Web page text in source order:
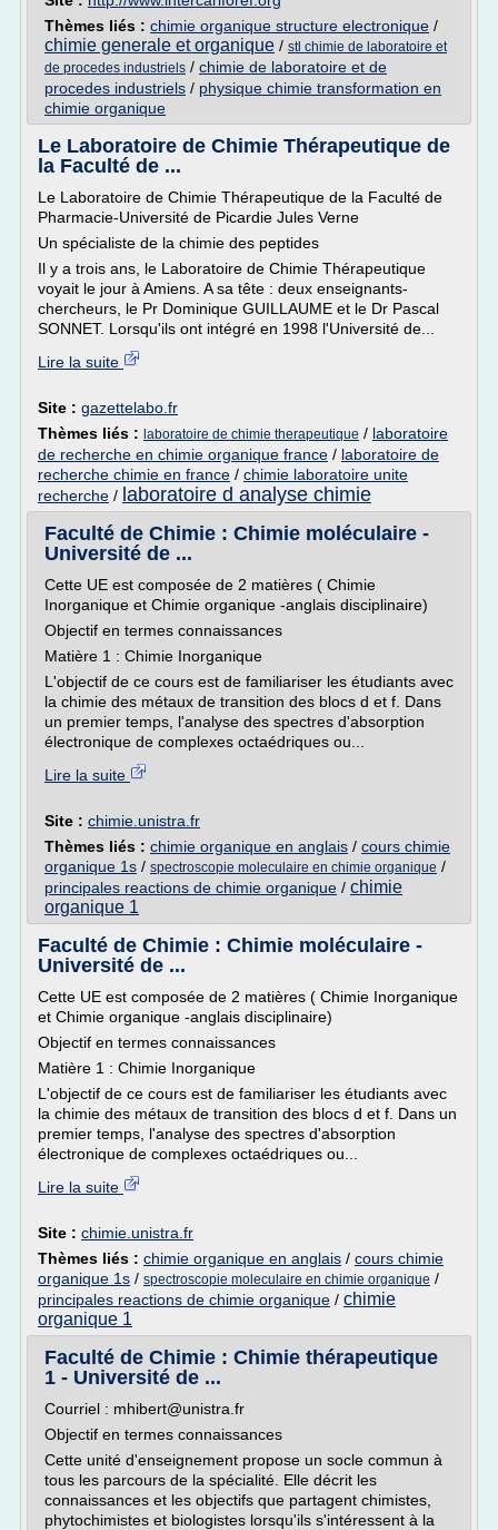
Thèmes liés : chimie organique structure electronique /
chimie generale et organique / stl chimie de laboratoire et
de procedes industriels / chimie de laboratoire et de
procedes industriels / physique chimie transformation en
chimie organique
Le Laboratoire de Chimie Thérapeutique de
la Faculté de ...
Le Laboratoire de Chimie Thérapeutique de la Faculté de
Pharmacie-Université de Picardie Jules Verne
Un spécialiste de la chimie des peptides
Il y a trois ans, le Laboratoire de Chimie Thérapeutique
voyait le jour à Amiens. A sa tête : deux enseignants-
chercheurs, le Pr Dominique GUILLAUME et le Dr Pascal
SONNET. Lorsqu'ils ont intégré en 1998 l'Université de...
Lire la suite
Site : gazettelabo.fr
Thèmes liés : laboratoire de chimie therapeutique / laboratoire
de recherche en chimie organique france / laboratoire de
recherche chimie en france / chimie laboratoire unite
recherche / laboratoire d analyse chimie
Faculté de Chimie : Chimie moléculaire -
Université de ...
Cette UE est composée de 2 matières ( Chimie
Inorganique et Chimie organique -anglais disciplinaire)
Objectif en termes connaissances
Matière 1 : Chimie Inorganique
L'objectif de ce cours est de familiariser les étudiants avec
la chimie des métaux de transition des blocs d et f. Dans
un premier temps, l'analyse des spectres d'absorption
électronique de complexes octaédriques ou...
Lire la suite
Site : chimie.unistra.fr
Thèmes liés : chimie organique en anglais / cours chimie
organique 1s / spectroscopie moleculaire en chimie organique /
principales reactions de chimie organique / chimie
organique 1
Faculté de Chimie : Chimie moléculaire -
Université de ...
Cette UE est composée de 2 matières ( Chimie Inorganique
et Chimie organique -anglais disciplinaire)
Objectif en termes connaissances
Matière 1 : Chimie Inorganique
L'objectif de ce cours est de familiariser les étudiants avec
la chimie des métaux de transition des blocs d et f. Dans un
premier temps, l'analyse des spectres d'absorption
électronique de complexes octaédriques ou...
Lire la suite
Site : chimie.unistra.fr
Thèmes liés : chimie organique en anglais / cours chimie
organique 1s / spectroscopie moleculaire en chimie organique /
principales reactions de chimie organique / chimie
organique 1
Faculté de Chimie : Chimie thérapeutique
1 - Université de ...
Courriel : mhibert@unistra.fr
Objectif en termes connaissances
Cette unité d'enseignement propose un socle commun à
tous les parcours de la spécialité. Elle décrit les
connaissances et les objectifs que partagent chimistes,
phytochimistes et biologistes lorsqu'ils s'intéressent à la